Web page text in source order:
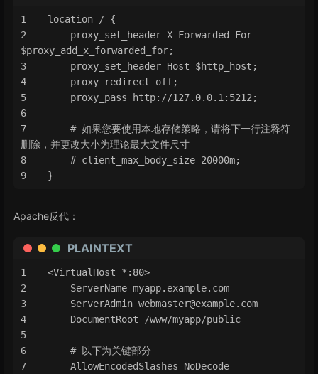
location / {
    proxy_set_header X-Forwarded-For
$proxy_add_x_forwarded_for;
    proxy_set_header Host $http_host;
    proxy_redirect off;
    proxy_pass http://127.0.0.1:5212;
    # 如果您要使用本地存储策略，请将下一行注释符
删除，并更改大小为理论最大文件尺寸
    # client_max_body_size 20000m;
}
Apache反代：
PLAINTEXT
<VirtualHost *:80>
    ServerName myapp.example.com
    ServerAdmin
webmaster@example.com
    DocumentRoot /www/myapp/public
    # 以下为关键部分
    AllowEncodedSlashes NoDecode